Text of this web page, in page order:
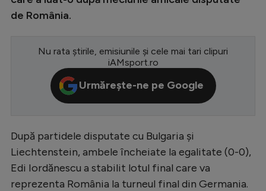
Champions League
Conference League
CM 2026
Premier League
Serie A
Bundesliga
Ligue 1
de România.
Nu rata știrile, emisiunile și cele mai tari clipuri
iAMsport.ro
Urmărește-ne pe Google
După partidele disputate cu Bulgaria și
Liechtenstein, ambele încheiate la egalitate (0-0),
Edi Iordănescu a stabilit lotul final care va
reprezenta România la turneul final din Germania.